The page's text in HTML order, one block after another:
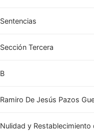
Sentencias
Sección Tercera
B
Ramiro De Jesús Pazos
Nulidad y Restablecimiento